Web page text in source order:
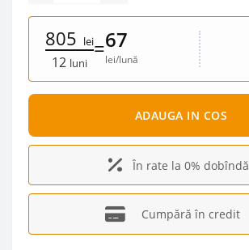
805 lei
12 luni
=67
lei/lună
ADAUGA IN COS
În rate la 0% dobîndă
Cumpără în credit